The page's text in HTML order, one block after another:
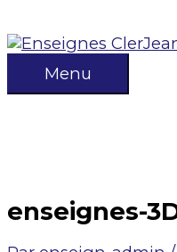
au
contenu
Menu
Menu
enseignes-